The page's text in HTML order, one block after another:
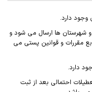
وجود دارد.
و شهرستان ها ارسال می شود و
مقررات و قوانین پستی می
دارد.
احتمالی بعد از ثبت